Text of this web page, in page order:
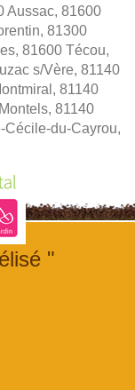
Aussac, 81600
81300
81600 Técou,
s/Vère, 81140
81140
81140
Cécile-du-Cayrou,
"